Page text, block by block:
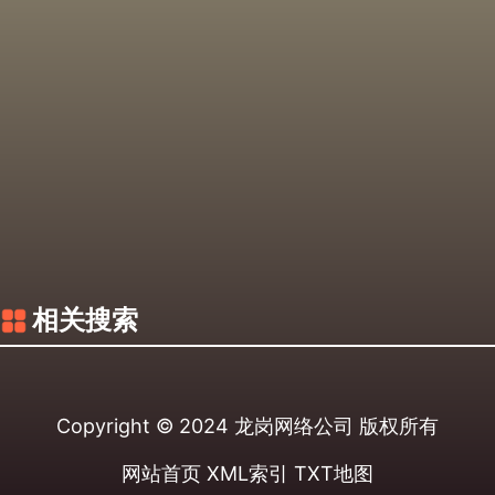
相关搜索
Copyright © 2024 龙岗网络公司 版权所有
网站首页 XML索引 TXT地图